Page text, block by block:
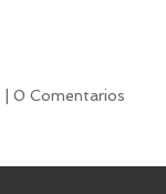
|0 Comentarios